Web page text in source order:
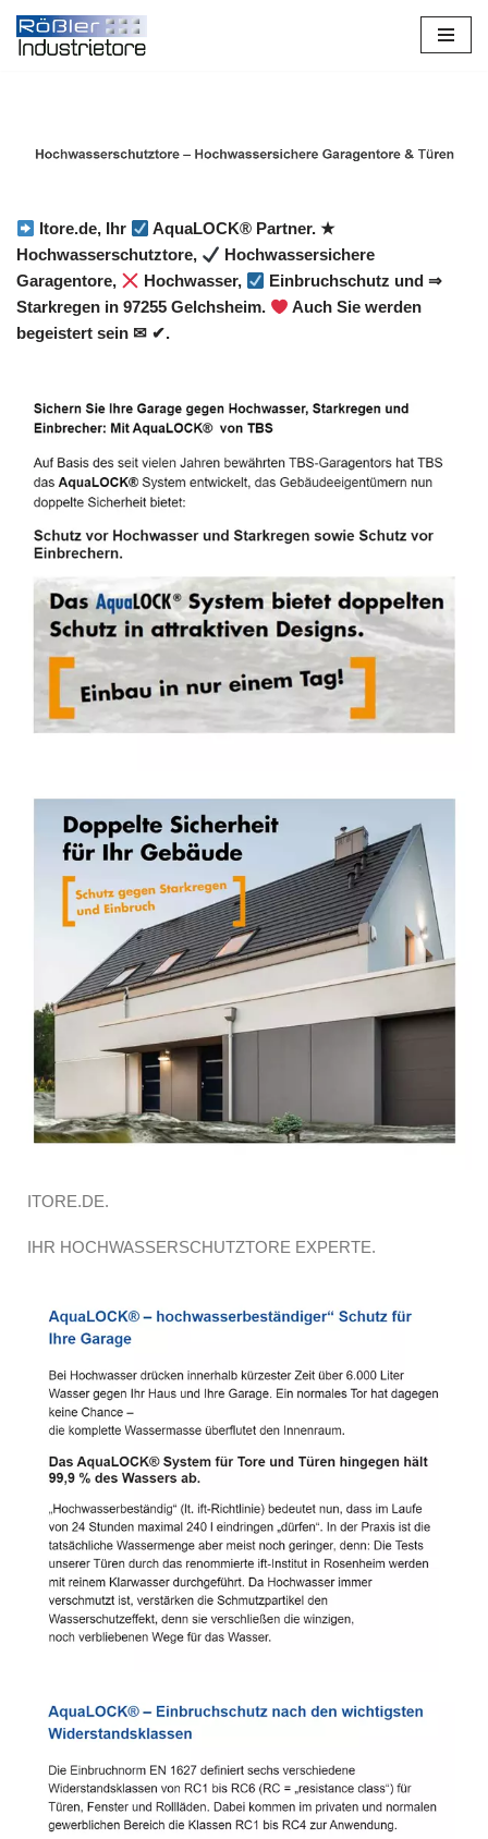
Zum
Itore.de, Ihr
AquaLOCK® Partner. ★
Hochwasserschutztore,
Hochwassersichere
Garagentore,
Hochwasser,
Einbruchschutz und ⇒
Starkregen in 97255 Gelchsheim.
Auch Sie werden
begeistert sein ✉ ✔.
ITORE.DE.
IHR HOCHWASSERSCHUTZTORE EXPERTE.